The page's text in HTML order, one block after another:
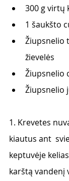
300 g virtų
1 šaukšto
Žiupsnelio
žievelės
Žiupsnelio
Žiupsnelio
1. Krevetes
kiautus ant
keptuvėje
karštą vandenį